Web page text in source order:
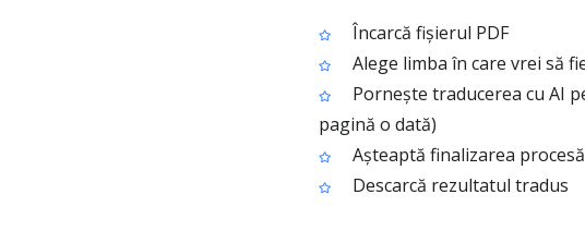
Încarcă fișierul PDF
Alege limba în care vrei să
Pornește traducerea cu AI
pagină o dată)
Așteaptă finalizarea
Descarcă rezultatul tradus